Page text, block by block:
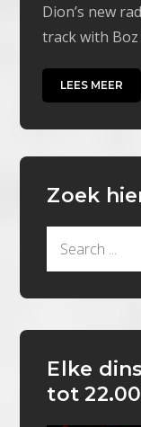
Dion’s new
track with Boz
LEES MEER
Zoek
Elke
tot